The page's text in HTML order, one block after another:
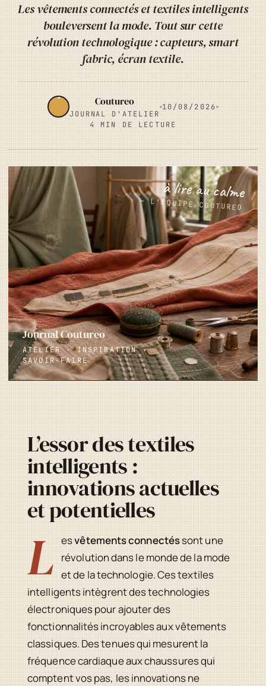
Les vêtements connectés et textiles intelligents
bouleversent la mode. Tout sur cette
révolution technologique : capteurs, smart
fabric, écran textile.
Coutureo
JOURNAL D'ATELIER
10/08/2026
4 MIN DE LECTURE
à lire au calme
— L'ÉQUIPE COUTUREO
Journal Coutureo
ATELIER · INSPIRATION ·
SAVOIR-FAIRE
L’essor des textiles
intelligents :
innovations actuelles
et potentielles
L esvêtements connectéssont une
révolution dans le monde de la mode
et de la technologie. Ces textiles
intelligents intègrent des technologies
électroniques pour ajouter des
fonctionnalités incroyables aux vêtements
classiques. Des tenues qui mesurent la
fréquence cardiaque aux chaussures qui
comptent vos pas, les innovations ne